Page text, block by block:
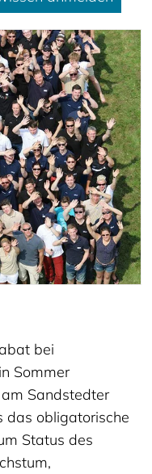
bei
Sommer
Sandstedter
das obligatorische
Status des